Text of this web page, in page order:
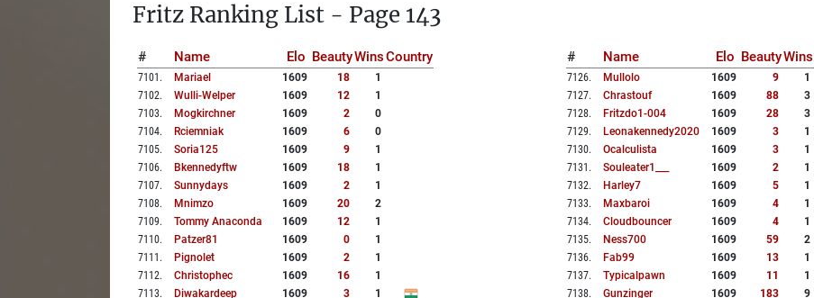
Fritz Ranking List - Page 143
# Name Elo BeautyWinsCountry
7101 . Mariael 1609 18
1
7102. Wulli-Welper 1609 12
1
7103. Mogkirchner 1609 2
0
7104. Rciemniak 1609 6
0
7105. Soria125 1609 9
1
7106. Bkennedyftw 1609 18
1
7107. Sunnydays 1609 2
1
7108. Mnimzo 1609 20
2
7109. Tommy Anaconda 1609 12
1
7110. Patzer81 1609 0
1
7111 . Pignolet 1609 2
1
7112. Christophec 1609 16
1
7113. Diwakardeep 1609 3
1
# Name Elo BeautyWins
7126. Mullolo 1609 9
1
7127. Chrastouf 1609 88
3
7128. Fritzdo1-004 1609 28
3
7129. Leonakennedy2020 1609 3
1
7130. Ocalculista 1609 3
1
7131 . Souleater1___ 1609 2
1
7132. Harley7 1609 5
1
7133. Maxbaroi 1609 4
1
7134. Cloudbouncer 1609 4
1
7135. Ness700 1609 59
2
7136. Fab99 1609 13
1
7137. Typicalpawn 1609 11
1
7138. Gunzinger 1609 183
9